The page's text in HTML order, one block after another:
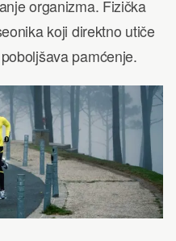
organizma. Fizička
koji direktno utiče
pamćenje.